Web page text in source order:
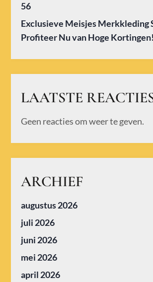
56
Exclusieve Meisjes Merkkleding
Profiteer Nu van Hoge Kortingen!
LAATSTE
Geen reacties om weer te geven.
ARCHIEF
augustus 2026
juli 2026
juni 2026
mei 2026
april 2026